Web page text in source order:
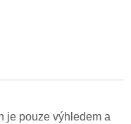
je pouze výhledem a